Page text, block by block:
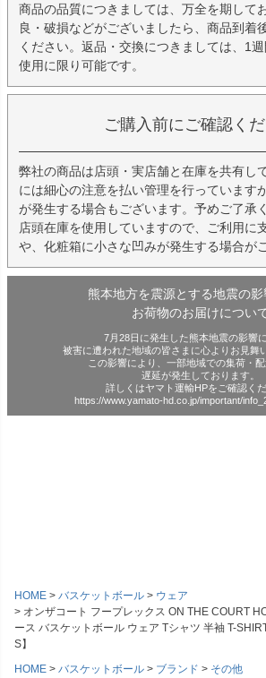
商品の品質につきましては、万全を期して
良・破損などがございましたら、商品到着
ください。返品・交換につきましては、1
使用に限り可能です。
ご購入前にご確認く
弊社の商品は店頭・実店舗と在庫を共有し
には細心の注意を払い管理を行っています
が発生する場合もございます。予めご了承
店頭在庫を使用していますので、ご利用に
や、化粧箱に小さな凹みが発生する場合が
熊本地方を震源とする地震の影
お荷物のお届けについ
7月28日に発生した熊本地震の影響に
被害に遭われた地域の皆さまに心よりお見舞
この影響により、一部地域での集荷・
遅延が発生しております。
詳しくはヤマト運輸HPをご確認くだ
https://www.yamato-hd.co.jp/important/
HOME バスケットボール
ウェア
オンザコート フープレックス ON THE COURT
ース バスケットボール ウェア Tシャツ 半袖 T-
S】
HOME
バスケットボール ブランド
その他